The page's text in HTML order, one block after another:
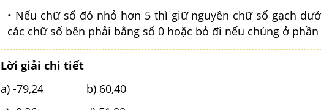
• Nếu chữ số đó nhỏ hơn 5 thì giữ nguyên chữ số gạch
các chữ số bên phải bằng số 0 hoặc bỏ đi nếu chúng ở
Lời giải chi tiết
a) -79,24 b) 60,40